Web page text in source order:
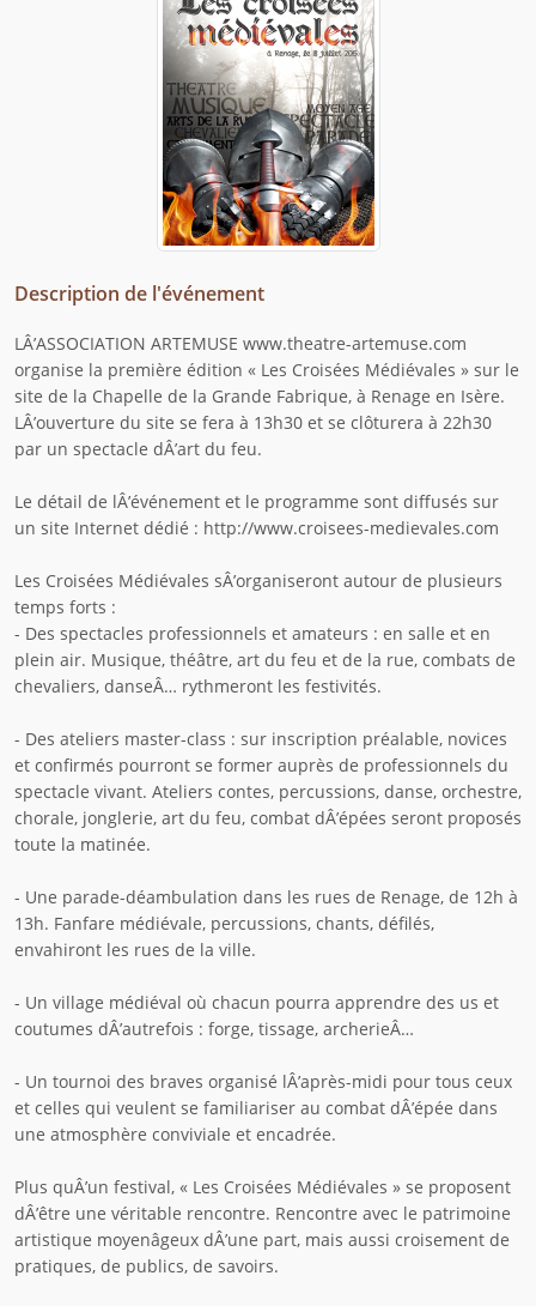
Description de l'événement
LÂ’ASSOCIATION ARTEMUSE www.theatre-artemuse.com
organise la première édition « Les Croisées Médiévales » sur le
site de la Chapelle de la Grande Fabrique, à Renage en Isère.
LÂ’ouverture du site se fera à 13h30 et se clôturera à 22h30
par un spectacle dÂ’art du feu.
Le détail de lÂ’événement et le programme sont diffusés sur
un site Internet dédié : http://www.croisees-medievales.com
Les Croisées Médiévales sÂ’organiseront autour de plusieurs
temps forts :
- Des spectacles professionnels et amateurs : en salle et en
plein air. Musique, théâtre, art du feu et de la rue, combats de
chevaliers, danseÂ… rythmeront les festivités.
- Des ateliers master-class : sur inscription préalable, novices
et confirmés pourront se former auprès de professionnels du
spectacle vivant. Ateliers contes, percussions, danse, orchestre,
chorale, jonglerie, art du feu, combat dÂ’épées seront proposés
toute la matinée.
- Une parade-déambulation dans les rues de Renage, de 12h à
13h. Fanfare médiévale, percussions, chants, défilés,
envahiront les rues de la ville.
- Un village médiéval où chacun pourra apprendre des us et
coutumes dÂ’autrefois : forge, tissage, archerieÂ…
- Un tournoi des braves organisé lÂ’après-midi pour tous ceux
et celles qui veulent se familiariser au combat dÂ’épée dans
une atmosphère conviviale et encadrée.
Plus quÂ’un festival, « Les Croisées Médiévales » se proposent
dÂ’être une véritable rencontre. Rencontre avec le patrimoine
artistique moyenâgeux dÂ’une part, mais aussi croisement de
pratiques, de publics, de savoirs.